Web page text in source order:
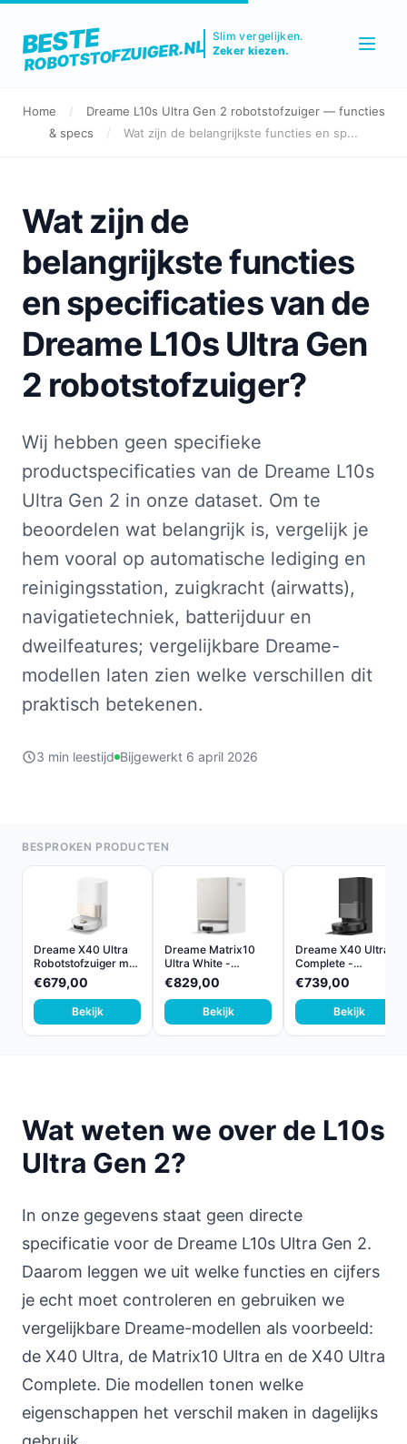
BESTE
ROBOTSTOFZUIGER.NL
Slim vergelijken.
Zeker kiezen.
Home /
Dreame L10s Ultra Gen 2 robotstofzuiger — functies
& specs
/ Wat zijn de belangrijkste functies en sp...
Wat zijn de
belangrijkste functies
en specificaties van de
Dreame L10s Ultra Gen
2 robotstofzuiger?
Wij hebben geen specifieke
productspecificaties van de Dreame L10s
Ultra Gen 2 in onze dataset. Om te
beoordelen wat belangrijk is, vergelijk je
hem vooral op automatische lediging en
reinigingsstation, zuigkracht (airwatts),
navigatietechniek, batterijduur en
dweilfeatures; vergelijkbare Dreame-
modellen laten zien welke verschillen dit
praktisch betekenen.
3 min leestijd Bijgewerkt 6 april 2026
BESPROKEN PRODUCTEN
Dreame X40 Ultra
Robotstofzuiger met
D...
€679,00
Bekijk
Dreame Matrix10
Ultra White -
Robotsto...
€829,00
Bekijk
Dreame X40 Ultra
Complete -
Robotstofz...
€739,00
Bekijk
Wat weten we over de L10s
Ultra Gen 2?
In onze gegevens staat geen directe
specificatie voor de Dreame L10s Ultra Gen 2.
Daarom leggen we uit welke functies en cijfers
je echt moet controleren en gebruiken we
vergelijkbare Dreame-modellen als voorbeeld:
de X40 Ultra, de Matrix10 Ultra en de X40 Ultra
Complete. Die modellen tonen welke
eigenschappen het verschil maken in dagelijks